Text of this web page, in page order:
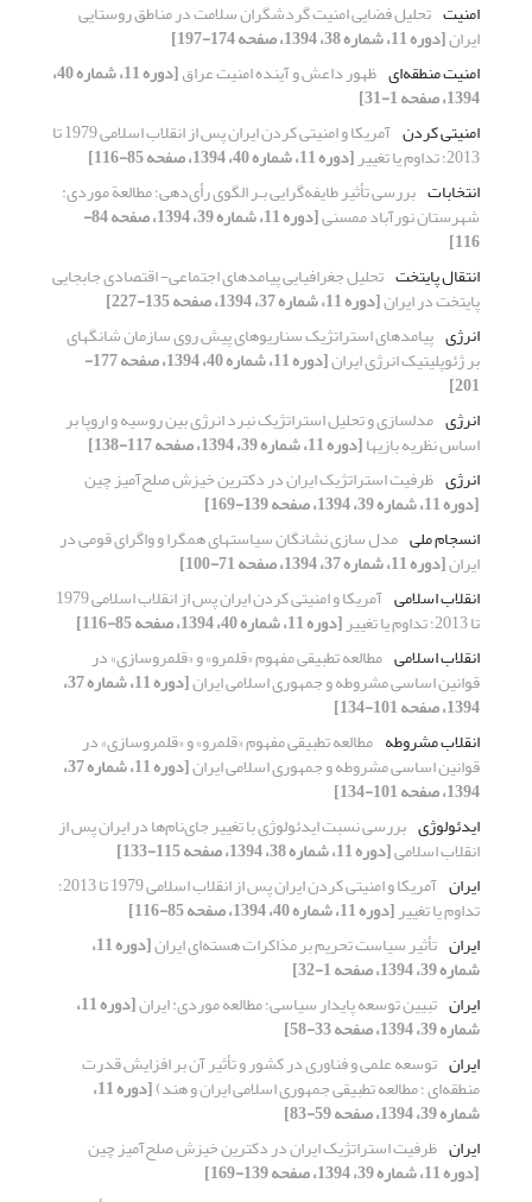
امنیت تحلیل فضایی امنیت گردشگران سلامت در مناطق روستایی
ایران[دوره 11، شماره 38، 1394، صفحه 174-197]
امنیت منطقه‌ای ظهور داعش و آینده امنیت عراق [دوره 11، شماره 40،
1394، صفحه 1-31]
امنیتی کردن
آمریکا و امنیتی کردن ایران پس از انقلاب اسلامی 1979 تا
2013؛ تداوم یا تغییر
[دوره 11، شماره 40، 1394، صفحه 85-116]
انتخابات بررسی تأثیر طایفه‌گرایی بـر الگوی رأی‌دهی؛ مطالعة موردی:
شهرستان نورآباد ممسنی [دوره 11، شماره 39، 1394، صفحه 84-
116]
انتقال پایتخت تحلیل جغرافیایی پیامدهای اجتماعی- اقتصادی جابجایی
پایتخت در ایران[دوره 11، شماره 37، 1394، صفحه 135-227]
انرژی پیامدهای استراتژیک سناریوهای پیش روی سازمان شانگهای
بر ژئوپلیتیک انرژی ایران [دوره 11، شماره 40، 1394، صفحه 177-
201]
انرژی مدلسازی و تحلیل استراتژیک نبرد انرژی بین روسیه و اروپا بر
اساس نظریه بازیها[دوره 11، شماره 39، 1394، صفحه 117-138]
انرژی ظرفیت استراتژیک ایران در دکترین خیزش صلح‌آمیز چین
[دوره 11، شماره 39، 1394، صفحه 139-169]
انسجام ملی مدل سازی نشانگان سیاستهای همگرا و واگرای قومی در
ایران[دوره 11، شماره 37، 1394، صفحه 71-100]
انقلاب اسلامی
آمریکا و امنیتی کردن ایران پس از انقلاب اسلامی 1979
تا 2013؛ تداوم یا تغییر
[دوره 11، شماره 40، 1394، صفحه 85-116]
انقلاب اسلامی مطالعه تطبیقی مفهوم «قلمرو» و «قلمروسازی» در
قوانین اساسی مشروطه و جمهوری اسلامی ایران [دوره 11، شماره 37،
1394، صفحه 101-134]
انقلاب مشروطه مطالعه تطبیقی مفهوم «قلمرو» و «قلمروسازی» در
قوانین اساسی مشروطه و جمهوری اسلامی ایران [دوره 11، شماره 37،
1394، صفحه 101-134]
ایدئولوژی بررسی نسبت ایدئولوژی با تغییر جای‌نام‌ها در ایران پس از
انقلاب اسلامی[دوره 11، شماره 38، 1394، صفحه 115-133]
ایران
آمریکا و امنیتی کردن ایران پس از انقلاب اسلامی 1979 تا 2013؛
تداوم یا تغییر[دوره 11، شماره 40، 1394، صفحه 85-116]
ایران تأثیر سیاست تحریم بر مذاکرات هسته‌ای ایران [دوره 11،
شماره 39، 1394، صفحه 1-32]
ایران تبیین توسعه پایدار سیاسی؛ مطالعه موردی: ایران [دوره 11،
شماره 39، 1394، صفحه 33-58]
ایران توسعه علمی و فناوری در کشور و تأثیر آن بر افزایش قدرت
منطقه‌ای ؛ مطالعه تطبیقی جمهوری اسلامی ایران و هند) [دوره 11،
شماره 39، 1394، صفحه 59-83]
ایران ظرفیت استراتژیک ایران در دکترین خیزش صلح‌آمیز چین
[دوره 11، شماره 39، 1394، صفحه 139-169]